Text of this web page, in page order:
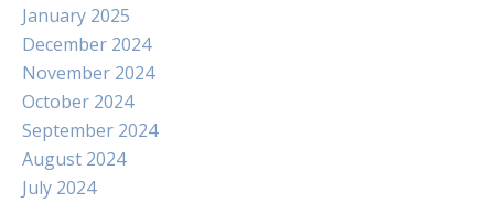
January 2025
December 2024
November 2024
October 2024
September 2024
August 2024
July 2024